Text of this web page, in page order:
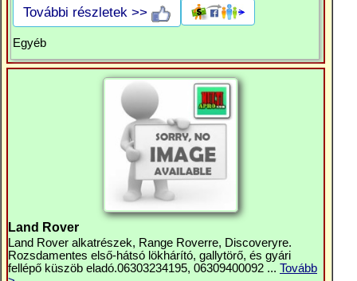
További részletek >>
Egyéb
Land Rover
Land Rover alkatrészek, Range Roverre, Discoveryre.
Rozsdamentes első-hátsó lökhárító, gallytörő, és gyári
fellépő küszöb eladó.06303234195, 06309400092 ... Tovább